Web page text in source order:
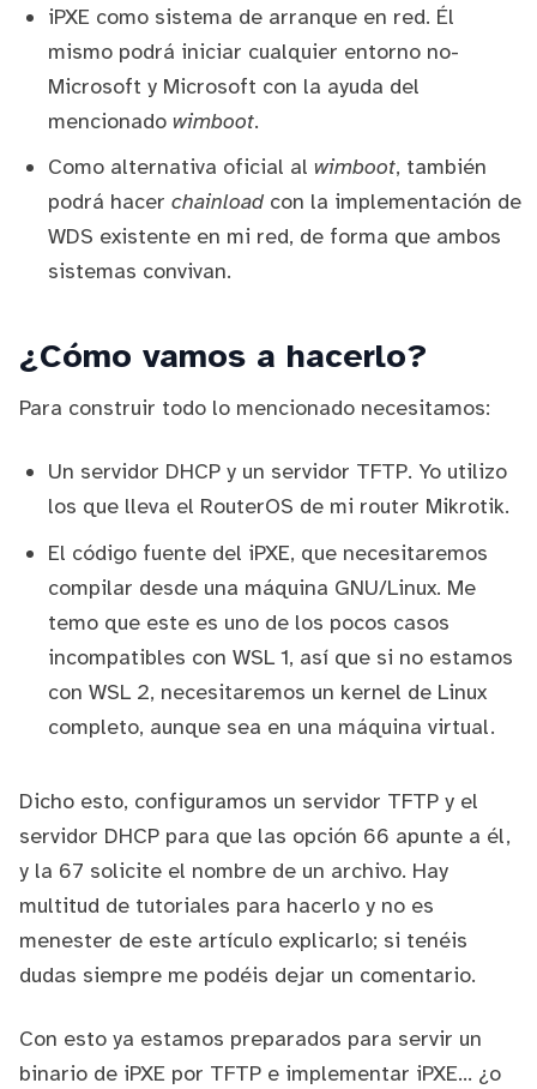
iPXE como sistema de arranque en red. Él
mismo podrá iniciar cualquier entorno no-
Microsoft y Microsoft con la ayuda del
mencionado wimboot.
Como alternativa oficial al wimboot, también
podrá hacer chainloadcon la implementación de
WDS existente en mi red, de forma que ambos
sistemas convivan.
¿Cómo vamos a hacerlo?
Para construir todo lo mencionado necesitamos:
Un servidor DHCP y un servidor TFTP. Yo utilizo
los que lleva el RouterOS de mi router Mikrotik.
El código fuente del iPXE, que necesitaremos
compilar desde una máquina GNU/Linux. Me
temo que este es uno de los pocos casos
incompatibles con WSL 1, así que si no estamos
con WSL 2, necesitaremos un kernel de Linux
completo, aunque sea en una máquina virtual.
Dicho esto, configuramos un servidor TFTP y el
servidor DHCP para que las opción 66 apunte a él,
y la 67 solicite el nombre de un archivo. Hay
multitud de tutoriales para hacerlo y no es
menester de este artículo explicarlo; si tenéis
dudas siempre me podéis dejar un comentario.
Con esto ya estamos preparados para servir un
binario de iPXE por TFTP e implementar iPXE... ¿o